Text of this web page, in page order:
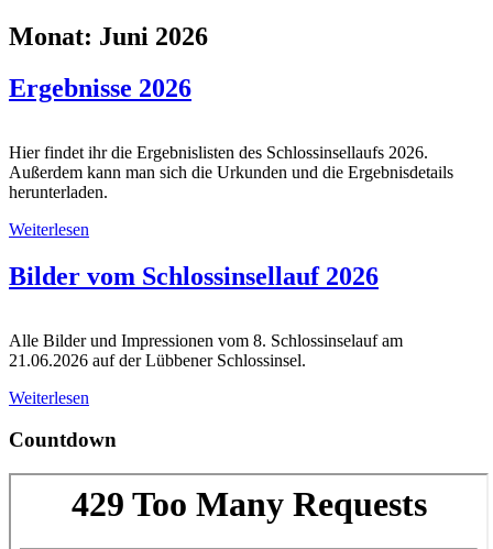
Monat: Juni 2026
Ergebnisse 2026
Hier findet ihr die Ergebnislisten des Schlossinsellaufs 2026.
Außerdem kann man sich die Urkunden und die Ergebnisdetails
herunterladen.
Weiterlesen
Bilder vom Schlossinsellauf 2026
Alle Bilder und Impressionen vom 8. Schlossinselauf am
21.06.2026 auf der Lübbener Schlossinsel.
Weiterlesen
Countdown